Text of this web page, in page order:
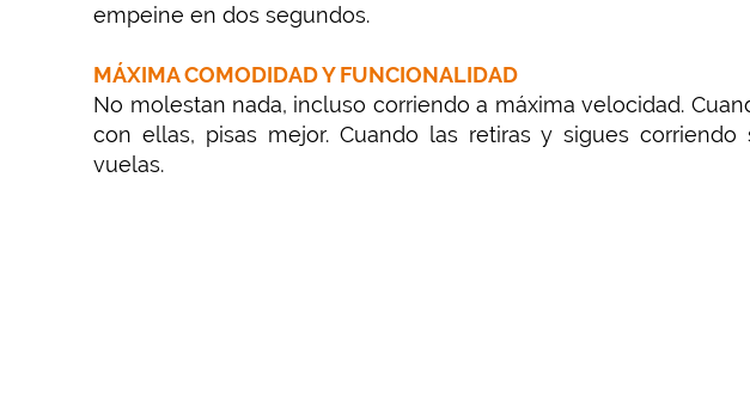
empeine en dos segundos.
MÁXIMA COMODIDAD Y FUNCIONALIDAD
No molestan nada, incluso corriendo a máxima velocidad.
con ellas, pisas mejor. Cuando las retiras y sigues corriendo
vuelas.